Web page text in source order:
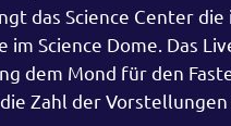
das Science Center
Science Dome. Das
dem Mond für den
Zahl der